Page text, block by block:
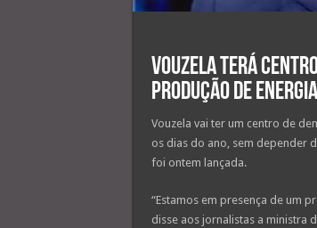
Vouzela terá
produção de energia
Vouzela vai ter um centro de
os dias do ano, sem depender
foi ontem lançada.
“Estamos em presença de um
disse aos jornalistas a ministra